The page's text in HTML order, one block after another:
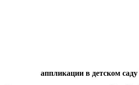
аппликации в детском саду